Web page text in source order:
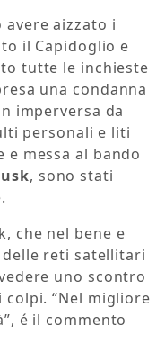
avere aizzato i
il Capidoglio e
tutte le inchieste
una condanna
imperversa da
personali e liti
messa al bando
, sono stati
che nel bene e
reti satellitari
uno scontro
colpi. “Nel migliore
é il commento